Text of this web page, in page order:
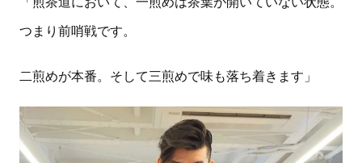
つまり前哨戦です。
二煎めが本番。そして三煎めで味も落ち着きます」